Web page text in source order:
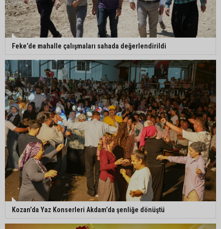
Feke’de mahalle çalışmaları sahada değerlendirildi
Kozan’da Yaz Konserleri Akdam’da şenliğe dönüştü